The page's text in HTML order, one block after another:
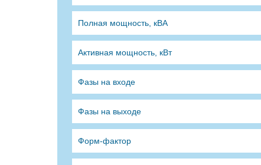
Полная мощность, кВА
Активная мощность, кВт
Фазы на входе
Фазы на выходе
Форм-фактор